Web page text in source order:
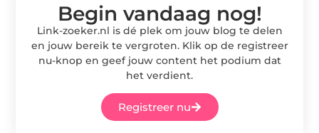
Begin vandaag nog!
Link-zoeker.nl is dé plek om jouw blog te delen
en jouw bereik te vergroten. Klik op de registreer
nu-knop en geef jouw content het podium dat
het verdient.
Registreer nu